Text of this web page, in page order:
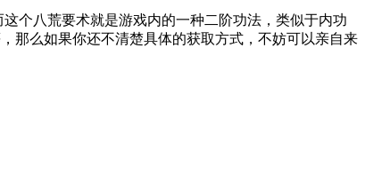
个八荒要术就是游戏内的一种二阶功法，类似于内功
那么如果你还不清楚具体的获取方式，不妨可以亲自来